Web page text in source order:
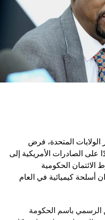
الولايات المتحدة، فرض
الصادرات الأمريكية إلى
الحكومية
أسلحة كيميائية في العام
الرسمي باسم الحكومة